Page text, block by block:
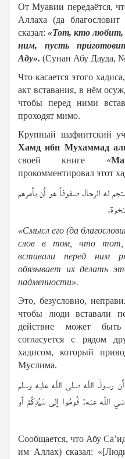
От Муавии передаётся,
Аллаха (да
сказал: «Тот, кто любит,
ним, пусть
Аду». (Сунан Абу Дауда,
Что касается этого
акт вставания, в нём
чтобы перед ними
проходят мимо.
Крупный шафиитский
Хамд ибн Мухаммад
своей книге «
прокомментировал этот
له الرجال صفوفاً هو أن يأمرهم
«Смысл его (да
слов в том, что
вставали перед ним
обязывает их делать
надменности».
Это, безусловно,
чтобы люди вставали
действие может
согласуется с рядом
хадисом, который
Муслима.
رسولَ اللّه صلى اللّه عليه وسلم
اللّه عنه‏:‏ ‏‏قُومُوا إلى سَيِّدِكُمْ‏‏ أو
Сообщается, что Абу
им Аллах) сказал: